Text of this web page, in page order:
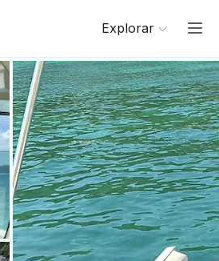
Explorar